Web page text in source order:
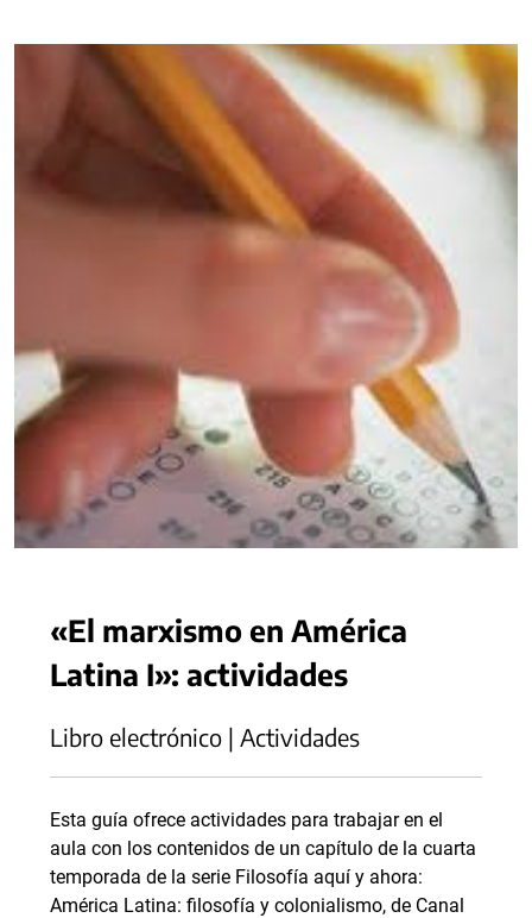
«El marxismo en América
Latina I»: actividades
Libro electrónico | Actividades
Esta guía ofrece actividades para trabajar en el
aula con los contenidos de un capítulo de la cuarta
temporada de la serie Filosofía aquí y ahora:
América Latina: filosofía y colonialismo, de Canal